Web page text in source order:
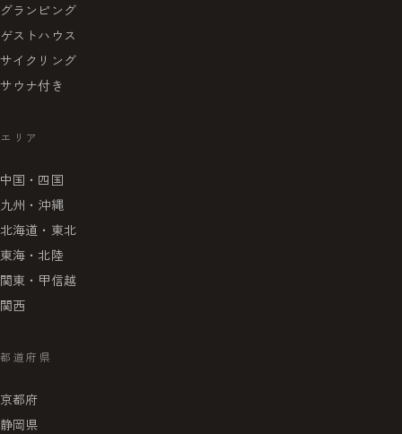
グランピング
ゲストハウス
サイクリング
サウナ付き
エリア
中国・四国
九州・沖縄
北海道・東北
東海・北陸
関東・甲信越
関西
都道府県
京都府
静岡県